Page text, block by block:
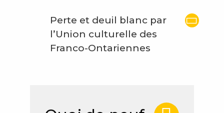
Perte et deuil blanc par
l’Union culturelle des
Franco-Ontariennes